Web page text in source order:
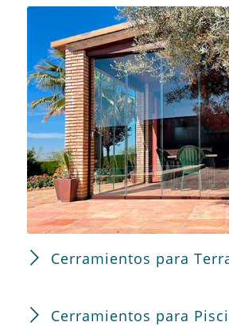
Cerramientos para
Cerramientos para